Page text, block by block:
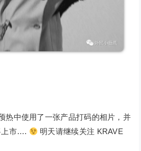
热中使用了一张产品打码的相片，并
上市….
明天请继续关注 KRAVE